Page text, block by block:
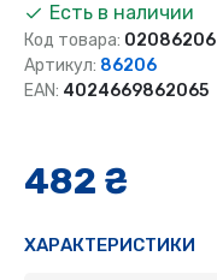
482 ₴
Есть в наличии
Код товара: 02086206
Артикул: 86206
EAN: 4024669862065
ХАРАКТЕРИСТИКИ